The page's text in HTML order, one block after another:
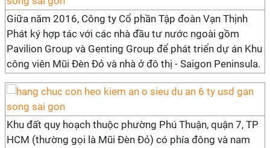
Giữa năm 2016, Công ty Cổ phần Tập đoàn Vạn Thịnh
Phát ký hợp tác với các nhà đầu tư nước ngoài gồm
Pavilion Group và Genting Group để phát triển dự án Khu
công viên Mũi Đèn Đỏ và nhà ở đô thị - Saigon Peninsula.
Khu đất quy hoạch thuộc phường Phú Thuận, quận 7, TP
HCM (thường gọi là Mũi Đèn Đỏ) có phía đông và nam